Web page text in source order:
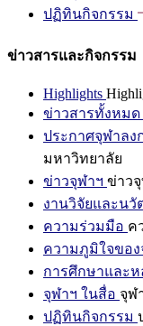
ปฏิทินกิจกรรม
ข่าวสารและกิจกรรม
Highlights
ข่าวสารทั้งหมด
ประกาศจุฬาล
มหาวิทยาลัย
ข่าวจุฬาฯ ข่าว
งานวิจัยและนวั
ความร่วมมือ ค
ความภูมิใจของ
การศึกษาและ
จุฬาฯ ในสื่อ จุฬ
ปฏิทินกิจกรรม